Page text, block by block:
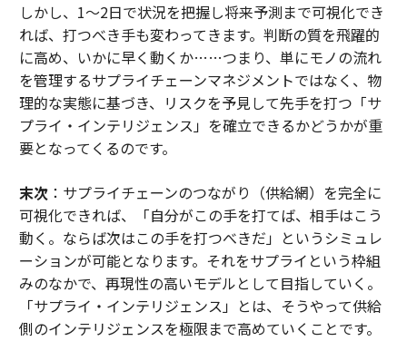
しかし、1〜2日で状況を把握し将来予測まで可視化でき
れば、打つべき手も変わってきます。判断の質を飛躍的
に高め、いかに早く動くか……つまり、単にモノの流れ
を管理するサプライチェーンマネジメントではなく、物
理的な実態に基づき、リスクを予見して先手を打つ「サ
プライ・インテリジェンス」を確立できるかどうかが重
要となってくるのです。
末次：サプライチェーンのつながり（供給網）を完全に
可視化できれば、「自分がこの手を打てば、相手はこう
動く。ならば次はこの手を打つべきだ」というシミュレ
ーションが可能となります。それをサプライという枠組
みのなかで、再現性の高いモデルとして目指していく。
「サプライ・インテリジェンス」とは、そうやって供給
側のインテリジェンスを極限まで高めていくことです。